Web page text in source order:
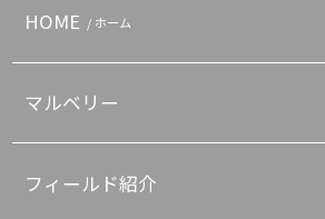
HOME / ホーム
マルベリー
フィールド紹介